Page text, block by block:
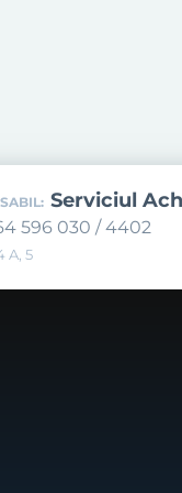
Serviciul
596 030 / 4402
A, 5